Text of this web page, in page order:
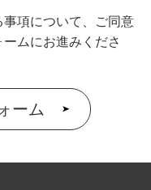
事項について、ご同意
ムにお進みくださ
ーム